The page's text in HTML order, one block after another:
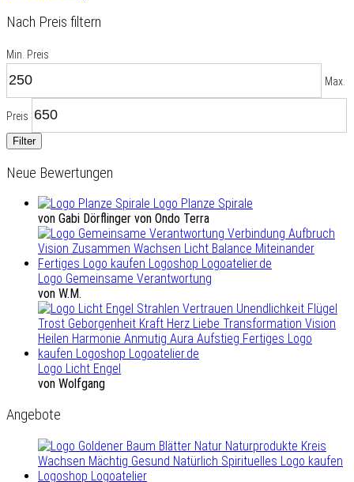
Nach Preis filtern
Min. Preis
Max.
Preis
Filter
Neue Bewertungen
Logo Planze Spirale
von Gabi Dörflinger von Ondo Terra
Logo Gemeinsame Verantwortung
von W.M.
Logo Licht Engel
von Wolfgang
Angebote